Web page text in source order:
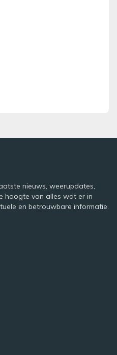
nieuws, weerupdates,
hoogte van alles wat er in
en betrouwbare informatie.